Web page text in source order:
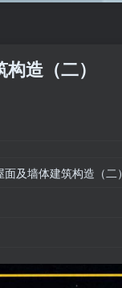
造（二）
及墙体建筑构造（二）